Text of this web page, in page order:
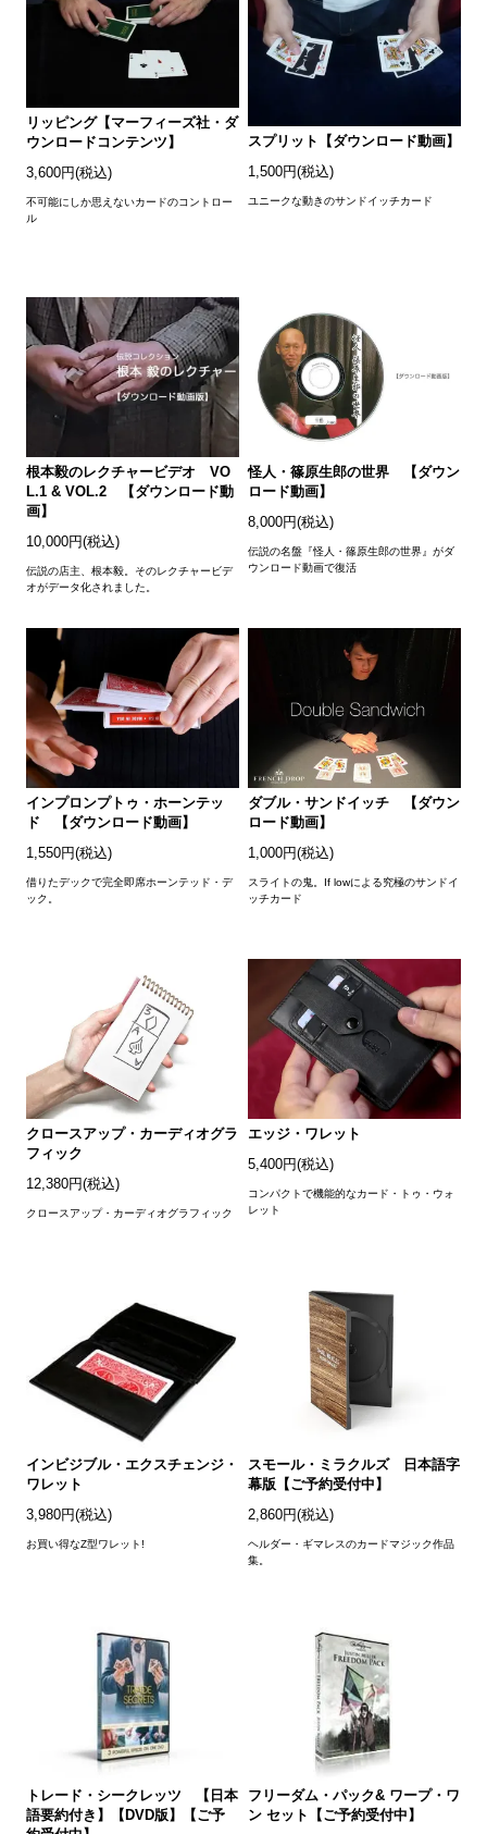
リッピング【マーフィーズ社・ダ
ウンロードコンテンツ】
3,600円(税込)
不可能にしか思えないカードのコントロー
ル
スプリット【ダウンロード動画】
1,500円(税込)
ユニークな動きのサンドイッチカード
根本毅のレクチャービデオ VO
L.1 & VOL.2 【ダウンロード動
画】
10,000円(税込)
伝説の店主、根本毅。そのレクチャービデ
オがデータ化されました。
怪人・篠原生郎の世界 【ダウン
ロード動画】
8,000円(税込)
伝説の名盤『怪人・篠原生郎の世界』がダ
ウンロード動画で復活
インプロンプトゥ・ホーンテッ
ド 【ダウンロード動画】
1,550円(税込)
借りたデックで完全即席ホーンテッド・デ
ック。
ダブル・サンドイッチ 【ダウン
ロード動画】
1,000円(税込)
スライトの鬼。If lowによる究極のサンドイ
ッチカード
クロースアップ・カーディオグラ
フィック
12,380円(税込)
クロースアップ・カーディオグラフィック
エッジ・ワレット
5,400円(税込)
コンパクトで機能的なカード・トゥ・ウォ
レット
インビジブル・エクスチェンジ・
ワレット
3,980円(税込)
お買い得なZ型ワレット!
スモール・ミラクルズ 日本語字
幕版【ご予約受付中】
2,860円(税込)
ヘルダー・ギマレスのカードマジック作品
集。
トレード・シークレッツ 【日本
語要約付き】【DVD版】【ご予
フリーダム・パック& ワープ・ワ
ン セット【ご予約受付中】